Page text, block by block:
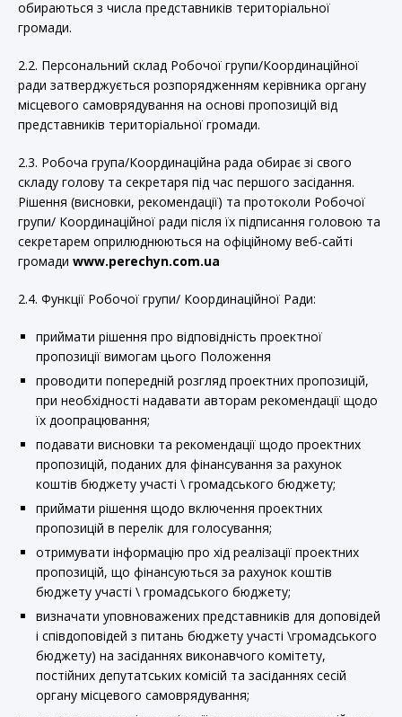
обираються з числа представників територіальної
громади.
2.2. Персональний склад Робочої групи/Координаційної
ради затверджується розпорядженням керівника органу
місцевого самоврядування на основі пропозицій від
представників територіальної громади.
2.3. Робоча група/Координаційна рада обирає зі свого
складу голову та секретаря під час першого засідання.
Рішення (висновки, рекомендації) та протоколи Робочої
групи/ Координаційної ради після їх підписання головою та
секретарем оприлюднюються на офіційному веб-сайті
громади www.perechyn.com.ua
2.4. Функції Робочої групи/ Координаційної Ради:
приймати рішення про відповідність проектної
пропозиції вимогам цього Положення
проводити попередній розгляд проектних пропозицій,
при необхідності надавати авторам рекомендації щодо
їх доопрацювання;
подавати висновки та рекомендації щодо проектних
пропозицій, поданих для фінансування за рахунок
коштів бюджету участі \ громадського бюджету;
приймати рішення щодо включення проектних
пропозицій в перелік для голосування;
отримувати інформацію про хід реалізації проектних
пропозицій, що фінансуються за рахунок коштів
бюджету участі \ громадського бюджету;
визначати уповноважених представників для доповідей
і співдоповідей з питань бюджету участі \громадського
бюджету) на засіданнях виконавчого комітету,
постійних депутатських комісій та засіданнях сесій
органу місцевого самоврядування;